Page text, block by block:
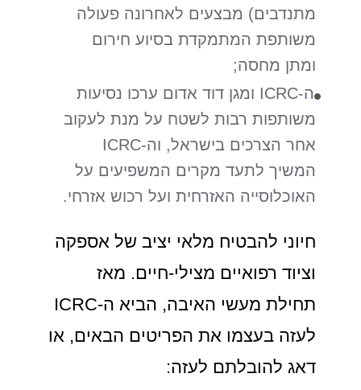
מתנדבים) מבצעים לאחרונה פעולה
משותפת המתמקדת בסיוע חירום
ומתן מחסה;
ה-ICRC ומגן דוד אדום ערכו נסיעות
משותפות רבות לשטח על מנת לעקוב
אחר הצרכים בישראל, וה-ICRC
המשיך לתעד מקרים המשפיעים על
האוכלוסייה האזרחית ועל רכוש אזרחי.
חיוני להבטיח מלאי יציב של אספקה
וציוד רפואיים מצילי-חיים. מאז
תחילת מעשי האיבה, הביא ה-ICRC
לעזה בעצמו את הפריטים הבאים, או
דאג להובלתם לעזה: